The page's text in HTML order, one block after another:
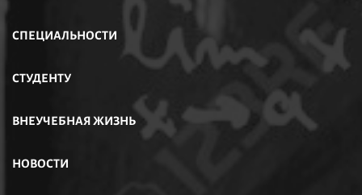
СПЕЦИАЛЬНОСТИ
СТУДЕНТУ
ВНЕУЧЕБНАЯ ЖИЗНЬ
НОВОСТИ